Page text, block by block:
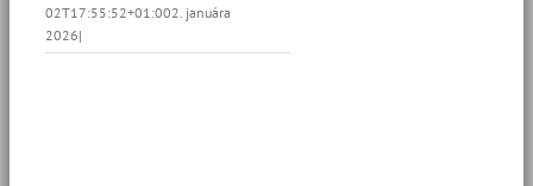
02T17:55:52+01:002. januára
2026|